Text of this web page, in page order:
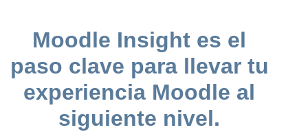
Moodle Insight es el
paso clave para llevar tu
experiencia Moodle al
siguiente nivel.